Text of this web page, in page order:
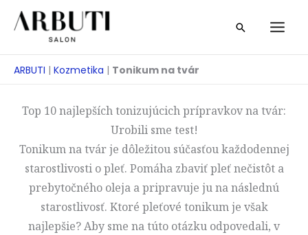
Prejsť
ARBUTI | Kozmetika | Tonikum na tvár
Top 10 najlepších tonizujúcich prípravkov na tvár:
Urobili sme test!
Tonikum na tvár je dôležitou súčasťou každodennej
starostlivosti o pleť. Pomáha zbaviť pleť nečistôt a
prebytočného oleja a pripravuje ju na následnú
starostlivosť. Ktoré pleťové tonikum je však
najlepšie? Aby sme na túto otázku odpovedali, v